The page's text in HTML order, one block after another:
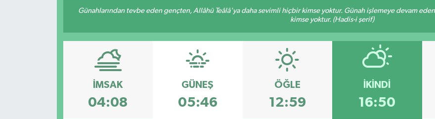
Günahlarından tevbe eden gençten, Allâhü Teâlâ'ya daha sevimli hiçbir kimse yoktur. Günah işlemeye devam
kimse yoktur. (Hadis-i şerif)
İMSAK
04:08
GÜNEŞ
05:46
ÖĞLE
12:59
İKINDI
16:50